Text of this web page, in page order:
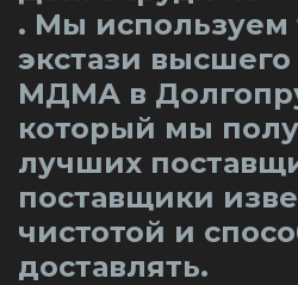
. Мы используем
экстази высшего
МДМА в
который мы
лучших
поставщики
чистотой и
доставлять.